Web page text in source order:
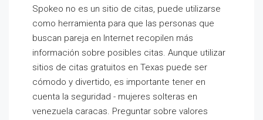
Spokeo no es un sitio de citas, puede utilizarse
como herramienta para que las personas que
buscan pareja en Internet recopilen más
información sobre posibles citas. Aunque utilizar
sitios de citas gratuitos en Texas puede ser
cómodo y divertido, es importante tener en
cuenta la seguridad - mujeres solteras en
venezuela caracas. Preguntar sobre valores